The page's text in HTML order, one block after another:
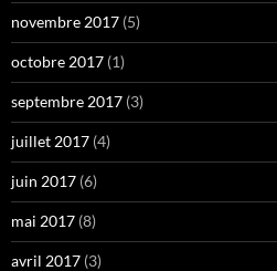
novembre 2017 (5)
octobre 2017 (1)
septembre 2017 (3)
juillet 2017 (4)
juin 2017 (6)
mai 2017 (8)
avril 2017 (3)